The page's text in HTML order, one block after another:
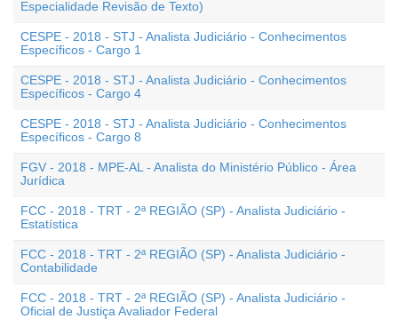
Especialidade Revisão de Texto)
CESPE - 2018 - STJ - Analista Judiciário - Conhecimentos
Específicos - Cargo 1
CESPE - 2018 - STJ - Analista Judiciário - Conhecimentos
Específicos - Cargo 4
CESPE - 2018 - STJ - Analista Judiciário - Conhecimentos
Específicos - Cargo 8
FGV - 2018 - MPE-AL - Analista do Ministério Público - Área
Jurídica
FCC - 2018 - TRT - 2ª REGIÃO (SP) - Analista Judiciário -
Estatística
FCC - 2018 - TRT - 2ª REGIÃO (SP) - Analista Judiciário -
Contabilidade
FCC - 2018 - TRT - 2ª REGIÃO (SP) - Analista Judiciário -
Oficial de Justiça Avaliador Federal